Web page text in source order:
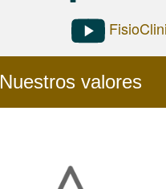
Nuestros valores